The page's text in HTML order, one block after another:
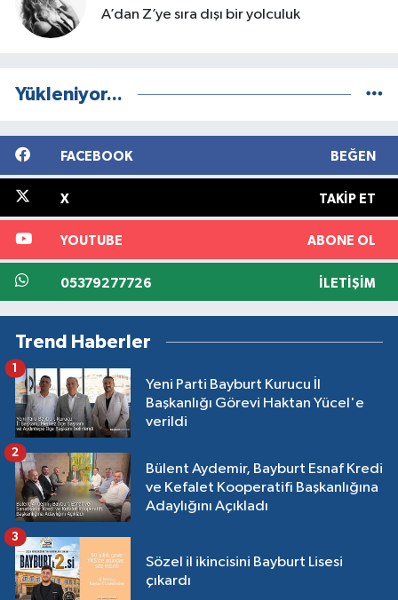
A’dan Z’ye sıra dışı bir yolculuk
Yükleniyor...
FACEBOOK BEĞEN
X TAKIP ET
YOUTUBE ABONE OL
05379277726 İLETIŞIM
Trend Haberler
Yeni Parti Bayburt Kurucu İl
Başkanlığı Görevi Haktan Yücel'e
verildi
1
Bülent Aydemir, Bayburt Esnaf Kredi
ve Kefalet Kooperatifi Başkanlığına
Adaylığını Açıkladı
2
Sözel il ikincisini Bayburt Lisesi
çıkardı
3